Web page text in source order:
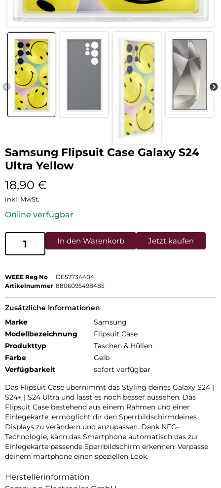
Samsung Flipsuit Case Galaxy S24
Ultra Yellow
18,90 €
inkl. MwSt.
Online verfügbar
In den Warenkorb Jetzt kaufen
WEEE Reg No
DE57734404
Artikelnummer 8806095498485
Zusätzliche Informationen
Marke
Samsung
Modellbezeichnung
Flipsuit Case
Produkttyp
Taschen & Hüllen
Farbe
Gelb
Verfügbarkeit
sofort verfügbar
Das Flipsuit Case übernimmt das Styling deines Galaxy S24 |
S24+ | S24 Ultra und lässt es noch besser aussehen. Das
Flipsuit Case bestehend aus einem Rahmen und einer
Einlegekarte, ermöglicht dir den Sperrbildschirmdeines
Displays zu verändern und anzupassen. Dank NFC-
Technologie, kann das Smartphone automatisch das zur
Einlegekarte passende Sperrbildschirm erkennen. Verpasse
deinem martphone einen speziellen Look.
Herstellerinformation